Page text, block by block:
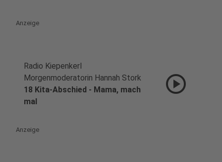
Anzeige
Radio Kiepenkerl
Morgenmoderatorin Hannah Stork
18 Kita-Abschied - Mama, mach
mal
play_circle
Anzeige